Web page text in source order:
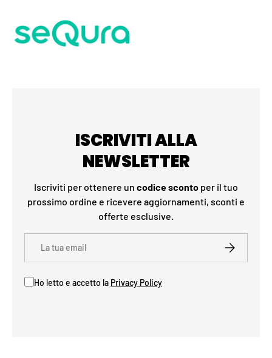
ISCRIVITI ALLA
NEWSLETTER
Iscriviti per ottenere un codicesconto per il tuo
prossimo ordine e ricevere aggiornamenti, sconti e
offerte esclusive.
ISCRIVITI
Ho letto e accetto la Privacy Policy